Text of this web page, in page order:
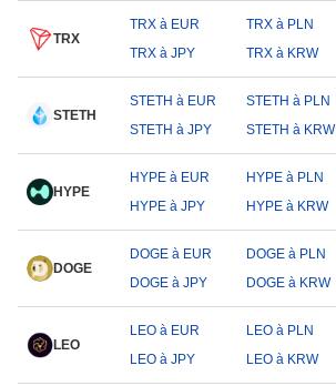
TRX
TRX à EUR TRX à PLN
TRX à JPY
TRX à KRW
STETH
STETH à EUR STETH à PLN
STETH à JPY
STETH à KRW
HYPE
HYPE à EUR HYPE à PLN
HYPE à JPY
HYPE à KRW
DOGE
DOGE à EUR DOGE à PLN
DOGE à JPY
DOGE à KRW
LEO
LEO à EUR LEO à PLN
LEO à JPY
LEO à KRW